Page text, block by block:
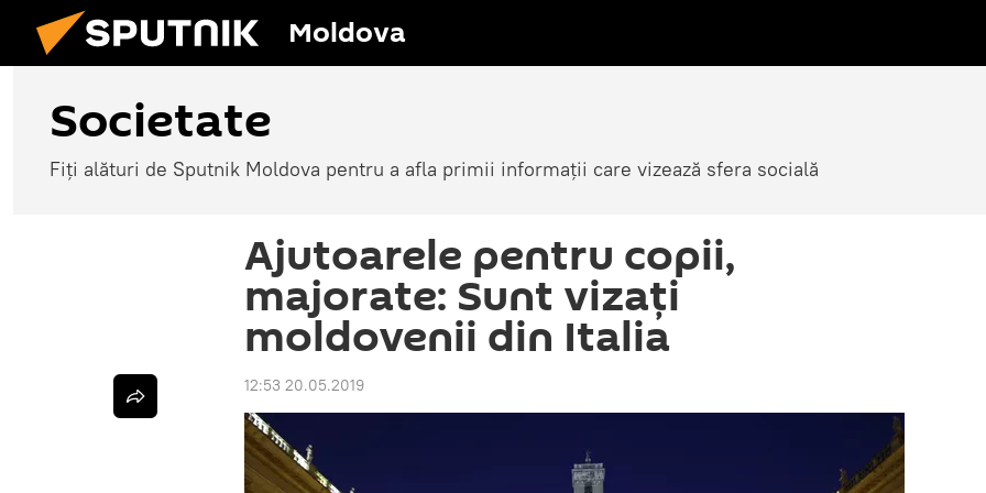
Moldova
Societate
Fiți alături de Sputnik Moldova pentru a afla primii informații care vizează sfera socială
Ajutoarele pentru copii,
majorate: Sunt vizați
moldovenii din Italia
12:53 20.05.2019